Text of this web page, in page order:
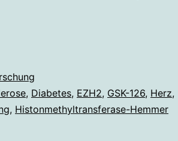
, Diabetes, EZH2, GSK-126, Herz,
, Histonmethyltransferase-Hemmer